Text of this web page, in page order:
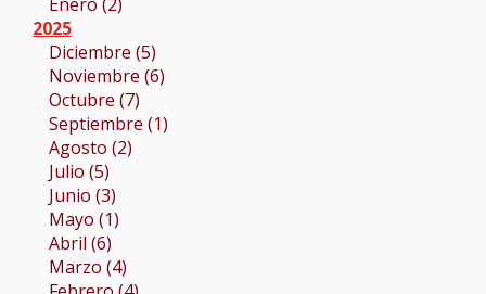
2025
Diciembre (5)
Noviembre (6)
Octubre (7)
Septiembre (1)
Agosto (2)
Julio (5)
Junio (3)
Mayo (1)
Abril (6)
Marzo (4)